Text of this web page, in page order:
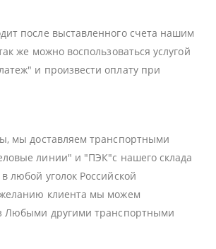
после выставленного счета нашим
же можно воспользоваться услугой
и произвести оплату при
мы доставляем транспортными
линии" и "ПЭК"с нашего склада
любой уголок Российской
клиента мы можем
Любыми другими транспортными